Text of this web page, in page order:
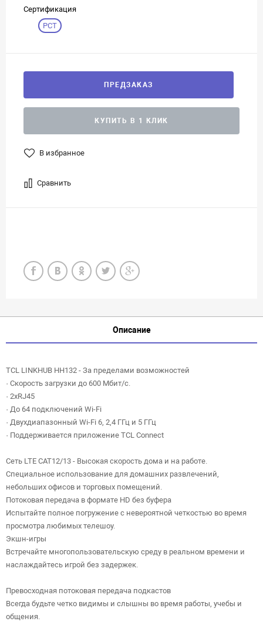
Сертификация
РСТ
ПРЕДЗАКАЗ
КУПИТЬ В 1 КЛИК
В избранное
Сравнить
Описание
TCL LINKHUB HH132 - За пределами возможностей
· Скорость загрузки до 600 Мбит/с.
· 2xRJ45
· До 64 подключений Wi-Fi
· Двухдиапазонный Wi-Fi 6, 2,4 ГГц и 5 ГГц
· Поддерживается приложение TCL Connect
Сеть LTE CAT12/13 - Высокая скорость дома и на работе.
Специальное использование для домашних развлечений,
небольших офисов и торговых помещений.
Потоковая передача в формате HD без буфера
Испытайте полное погружение с невероятной четкостью во время
просмотра любимых телешоу.
Экшн-игры
Встречайте многопользовательскую среду в реальном времени и
наслаждайтесь игрой без задержек.
Превосходная потоковая передача подкастов
Всегда будьте четко видимы и слышны во время работы, учебы и
общения.